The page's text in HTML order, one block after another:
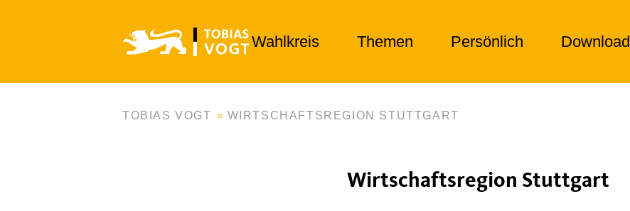
Wahlkreis Themen Persönlich Download
TOBIAS VOGT WIRTSCHAFTSREGION STUTTGART
Wirtschaftsregion Stuttgart